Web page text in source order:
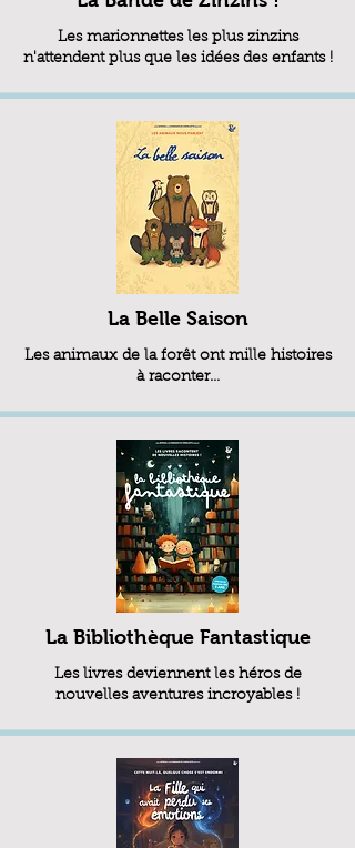
Les marionnettes les plus zinzins
n'attendent plus que les idées des enfants !
La Belle Saison
Les animaux de la forêt ont mille histoires
à raconter…
La Bibliothèque Fantastique
Les livres deviennent les héros de
nouvelles aventures incroyables !